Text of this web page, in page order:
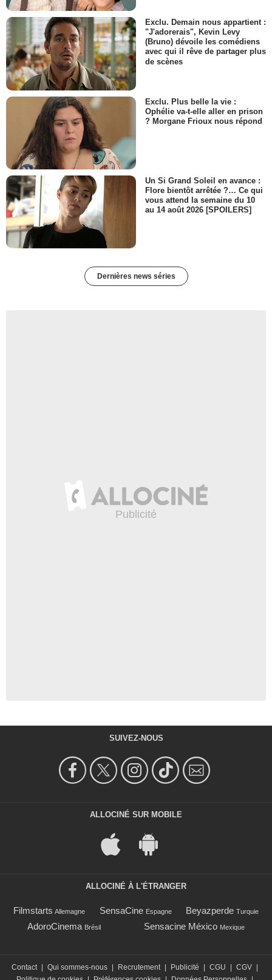
Exclu. Demain nous appartient :
"J'adorerais", Kevin Levy
(Bruno) dévoile les comédiens
avec qui il rêve de partager plus
de scènes
Exclu. Plus belle la vie :
Ophélie va-t-elle aller en prison
? Morgane Frioux nous répond
Un Si Grand Soleil en avance :
Flore bientôt arrêtée ?… Ce qui
vous attend la semaine du 10
au 14 août 2026 [SPOILERS]
Dernières news séries
SUIVEZ-NOUS
ALLOCINÉ SUR MOBILE
ALLOCINÉ À L'ÉTRANGER
Filmstarts Allemagne SensaCine Espagne Beyazperde Turquie
AdoroCinema Brésil Sensacine México Mexique
Contact Qui sommes-nous Recrutement Publicité CGU CGV